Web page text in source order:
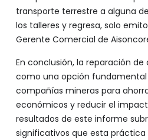
transporte terrestre a alguna
los talleres y regresa, solo
Gerente Comercial de
En conclusión, la reparación
como una opción
compañías mineras para
económicos y reducir el
resultados de este informe
significativos que esta